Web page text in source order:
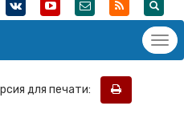
для печати: